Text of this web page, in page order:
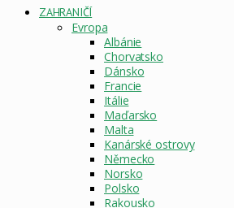
STRÁNKA
ZAHRANIČÍ
Evropa
Albánie
Chorvatsko
Dánsko
Francie
Itálie
Maďarsko
Malta
Kanárské ostrovy
Německo
Norsko
Polsko
Rakousko